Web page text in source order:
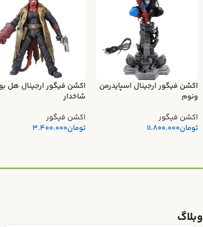
اکشن فیگور ارجینال اسپایدرمن
ونوم
اکشن فیگور
تومان11.800.000
اکشن فیگور ارجینال هل
شاخدار
اکشن فیگور
تومان3.400.000
وبلاگ